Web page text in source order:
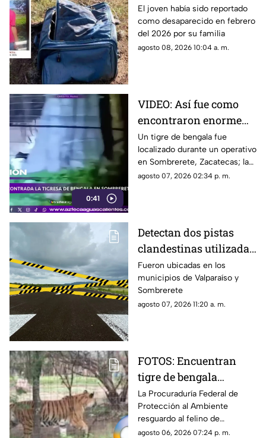
en una maleta en
Villanueva; era un
joven de 17 años con
ficha de búsqueda
El joven había sido reportado
como desaparecido en febrero
del 2026 por su familia
agosto 08, 2026 10:04 a. m.
0:41
VIDEO: Así fue como
encontraron enorme
tigre de bengala en un
campamento de grupos
delictivos en Zacatecas
Un tigre de bengala fue
localizado durante un operativo
en Sombrerete, Zacatecas; la
Profepa trasladó al ejemplar a
agosto 07, 2026 02:34 p. m.
Detectan dos pistas
clandestinas utilizadas
por aeronaves de
grupos delictivos en
Zacatecas
Fueron ubicadas en los
municipios de Valparaíso y
Sombrerete
agosto 07, 2026 11:20 a. m.
FOTOS: Encuentran
tigre de bengala
durante operativo en
Zacatecas ¿Era de un
líder criminal?
La Procuraduría Federal de
Protección al Ambiente
resguardo al felino de
aproximadamente dos años de
agosto 06, 2026 07:24 p. m.